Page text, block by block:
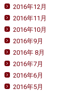
2016年12月
2016年11月
2016年10月
2016年9月
2016年 8月
2016年7月
2016年6月
2016年5月